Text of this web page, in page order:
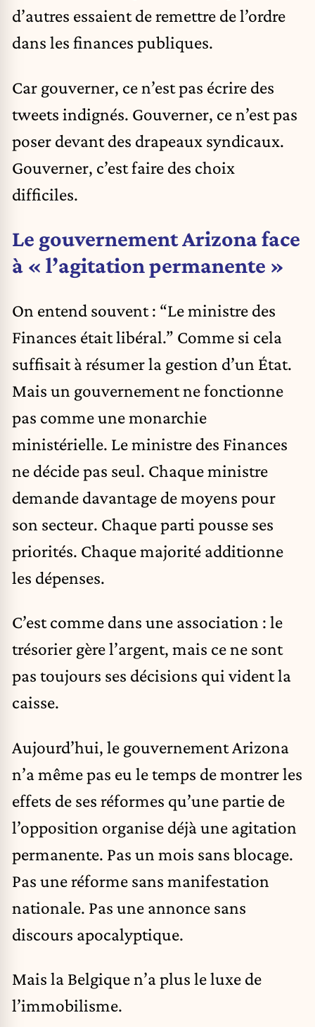
d’autres essaient de remettre de l’ordre
dans les finances publiques.
Car gouverner, ce n’est pas écrire des
tweets indignés. Gouverner, ce n’est pas
poser devant des drapeaux syndicaux.
Gouverner, c’est faire des choix
difficiles.
Le gouvernement Arizona face
à « l’agitation permanente »
On entend souvent : “Le ministre des
Finances était libéral.” Comme si cela
suffisait à résumer la gestion d’un État.
Mais un gouvernement ne fonctionne
pas comme une monarchie
ministérielle. Le ministre des Finances
ne décide pas seul. Chaque ministre
demande davantage de moyens pour
son secteur. Chaque parti pousse ses
priorités. Chaque majorité additionne
les dépenses.
C’est comme dans une association : le
trésorier gère l’argent, mais ce ne sont
pas toujours ses décisions qui vident la
caisse.
Aujourd’hui, le gouvernement Arizona
n’a même pas eu le temps de montrer les
effets de ses réformes qu’une partie de
l’opposition organise déjà une agitation
permanente. Pas un mois sans blocage.
Pas une réforme sans manifestation
nationale. Pas une annonce sans
discours apocalyptique.
Mais la Belgique n’a plus le luxe de
l’immobilisme.